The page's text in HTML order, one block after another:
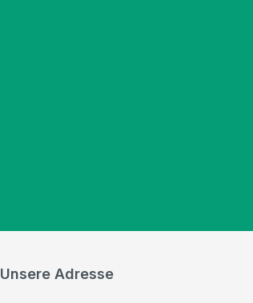
Unsere Adresse